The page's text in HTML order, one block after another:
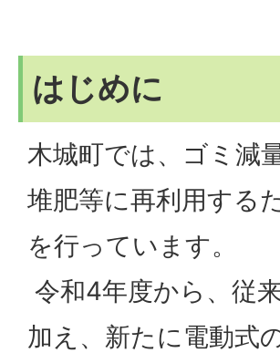
はじめに
木城町では、ゴミ減
堆肥等に再利用する
を行っています。
令和4年度から、従
加え、新たに電動式